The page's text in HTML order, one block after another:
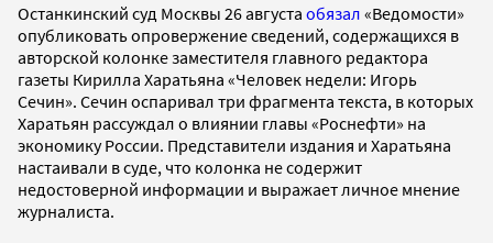
Останкинский суд Москвы 26 августа обязал «Ведомости»
опубликовать опровержение сведений, содержащихся в
авторской колонке заместителя главного редактора
газеты Кирилла Харатьяна «Человек недели: Игорь
Сечин». Сечин оспаривал три фрагмента текста, в которых
Харатьян рассуждал о влиянии главы «Роснефти» на
экономику России. Представители издания и Харатьяна
настаивали в суде, что колонка не содержит
недостоверной информации и выражает личное мнение
журналиста.